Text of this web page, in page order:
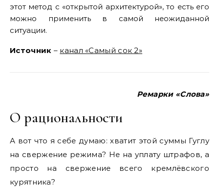
этот метод с «открытой архитектурой», то есть его
можно применить в самой неожиданной
ситуации.
Источник – канал «Самый сок 2»
Ремарки «Слова»
О рациональности
А вот что я себе думаю: хватит этой суммы Гуглу
на свержение режима? Не на уплату штрафов, а
просто на свержение всего кремлёвского
курятника?